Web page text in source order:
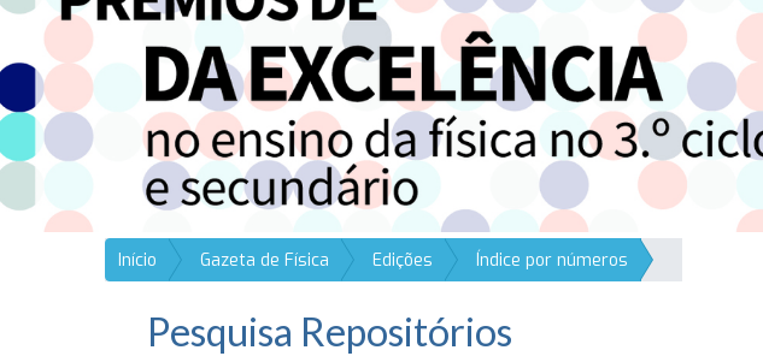
Início Gazeta de Física Edições Índice por números
Pesquisa Repositórios